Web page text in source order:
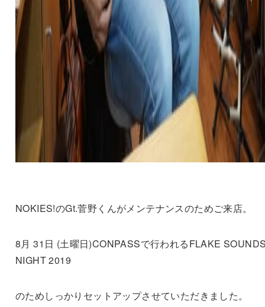
NOKIES!のGt.菅野くんがメンテナンスのためご来店。
8月 31日 (土曜日)CONPASSで行われるFLAKE
NIGHT 2019
のためしっかりセットアップさせていただきました。